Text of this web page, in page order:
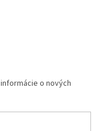
o nových